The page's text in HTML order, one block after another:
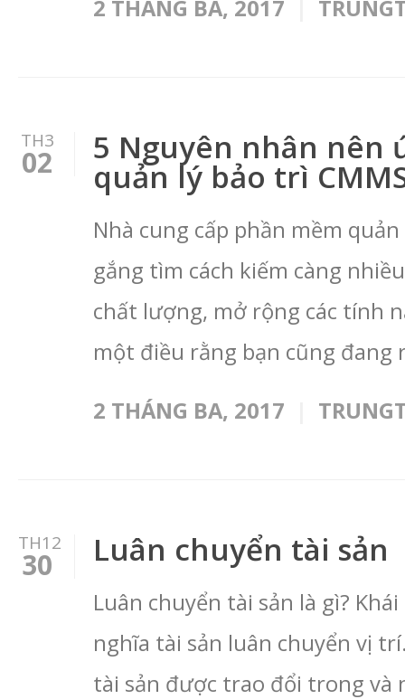
2 THÁNG BA, 2017
TH3
02 5 Nguyên nhân nên
quản lý bảo trì
Nhà cung cấp phần mềm
gắng tìm cách kiếm càng
chất lượng, mở rộng các tính
một điều rằng bạn cũng
2 THÁNG BA, 2017
TH12
30 Luân chuyển tài sản
Luân chuyển tài sản là gì?
nghĩa tài sản luân chuyển vị
tài sản được trao đổi trong và